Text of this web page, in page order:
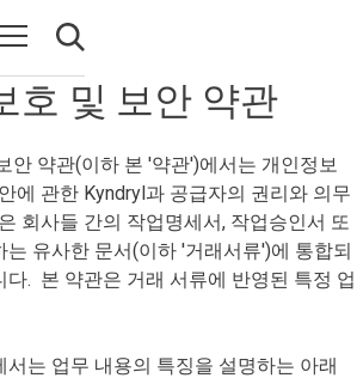
Open navigation
Open search
호 및 보안 약관
안 약관(이하 본 '약관')에서는 개인정보
에 관한 Kyndryl과 공급자의 권리와 의무
회사들 간의 작업명세서, 작업승인서 또
는 유사한 문서(이하 '거래서류')에 통합되
다. 본 약관은 거래 서류에 반영된 특정 업
서는 업무 내용의 특징을 설명하는 아래